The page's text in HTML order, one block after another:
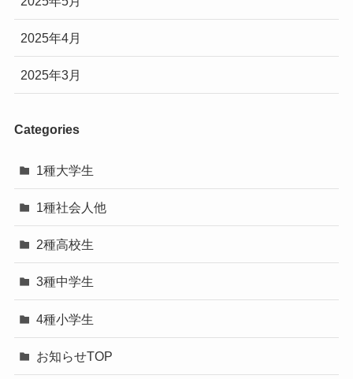
2025年4月
2025年3月
Categories
1種大学生
1種社会人他
2種高校生
3種中学生
4種小学生
お知らせTOP